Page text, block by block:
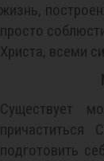
жизнь,
просто
Христа, всеми
Существует
причаститься
подготовить